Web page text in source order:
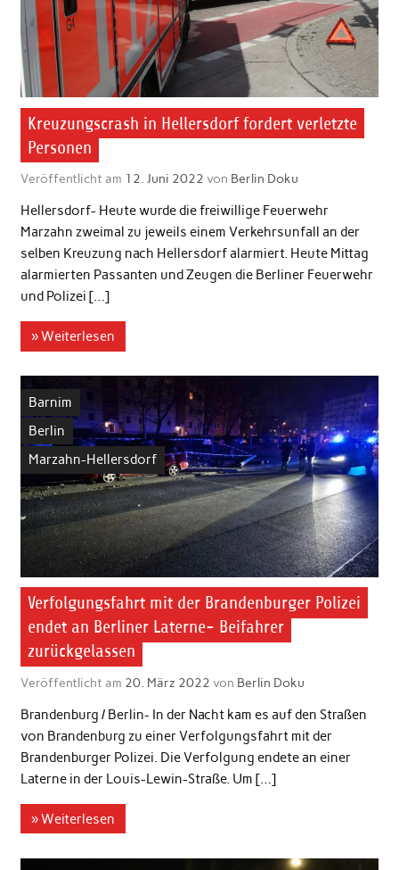
Kreuzungscrash in Hellersdorf fordert verletzte
Personen
Veröffentlicht am 12. Juni 2022 von Berlin Doku
Hellersdorf- Heute wurde die freiwillige Feuerwehr
Marzahn zweimal zu jeweils einem Verkehrsunfall an der
selben Kreuzung nach Hellersdorf alarmiert. Heute Mittag
alarmierten Passanten und Zeugen die Berliner Feuerwehr
und Polizei […]
» Weiterlesen
Barnim
Berlin
Marzahn-Hellersdorf
Verfolgungsfahrt mit der Brandenburger Polizei
endet an Berliner Laterne- Beifahrer
zurückgelassen
Veröffentlicht am 20. März 2022 von Berlin Doku
Brandenburg / Berlin- In der Nacht kam es auf den Straßen
von Brandenburg zu einer Verfolgungsfahrt mit der
Brandenburger Polizei. Die Verfolgung endete an einer
Laterne in der Louis-Lewin-Straße. Um […]
» Weiterlesen